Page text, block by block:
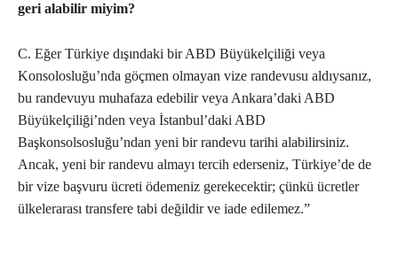
geri alabilir miyim?
C. Eğer Türkiye dışındaki bir ABD Büyükelçiliği veya
Konsolosluğu’nda göçmen olmayan vize randevusu aldıysanız,
bu randevuyu muhafaza edebilir veya Ankara’daki ABD
Büyükelçiliği’nden veya İstanbul’daki ABD
Başkonsolsosluğu’ndan yeni bir randevu tarihi alabilirsiniz.
Ancak, yeni bir randevu almayı tercih ederseniz, Türkiye’de de
bir vize başvuru ücreti ödemeniz gerekecektir; çünkü ücretler
ülkelerarası transfere tabi değildir ve iade edilemez.”